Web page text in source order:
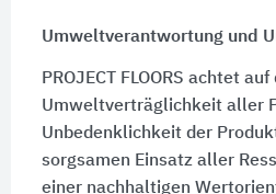
Umweltverantwortung und
PROJECT FLOORS achtet auf
Umweltverträglichkeit aller
Unbedenklichkeit der
sorgsamen Einsatz aller
einer nachhaltigen